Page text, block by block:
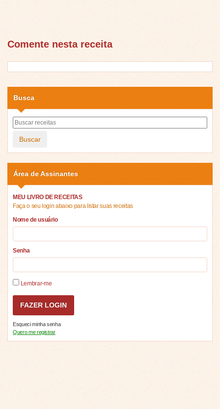
Comente nesta receita
Busca
Buscar
Área de Assinantes
MEU LIVRO DE RECEITAS
Faça o seu login abaixo para listar suas receitas
Nome de usuário
Senha
Lembrar-me
Esqueci minha senha
Quero me registrar